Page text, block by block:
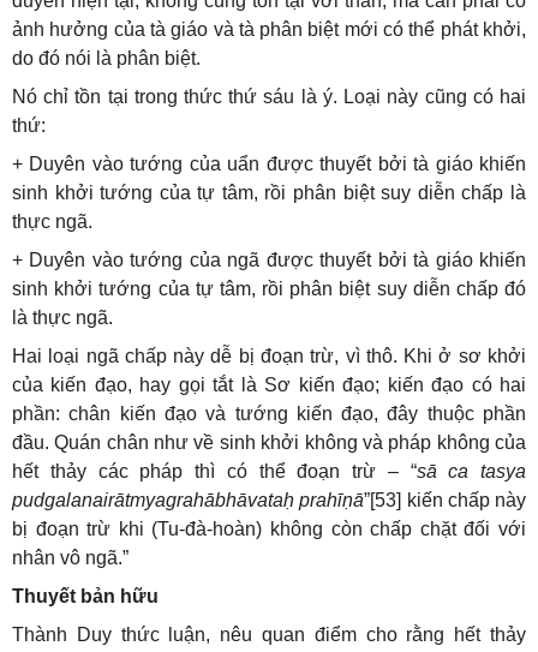
ảnh hưởng của tà giáo và tà phân biệt mới có thể phát khởi,
do đó nói là phân biệt.
Nó chỉ tồn tại trong thức thứ sáu là ý. Loại này cũng có hai
thứ:
+ Duyên vào tướng của uẩn được thuyết bởi tà giáo khiến
sinh khởi tướng của tự tâm, rồi phân biệt suy diễn chấp là
thực ngã.
+ Duyên vào tướng của ngã được thuyết bởi tà giáo khiến
sinh khởi tướng của tự tâm, rồi phân biệt suy diễn chấp đó
là thực ngã.
Hai loại ngã chấp này dễ bị đoạn trừ, vì thô. Khi ở sơ khởi
của kiến đạo, hay gọi tắt là Sơ kiến đạo; kiến đạo có hai
phần: chân kiến đạo và tướng kiến đạo, đây thuộc phần
đầu. Quán chân như về sinh khởi không và pháp không của
hết thảy các pháp thì có thể đoạn trừ – “sā ca tasya
pudgalanairātmyagrahābhāvataḥ prahīṇā”[53] kiến chấp này
bị đoạn trừ khi (Tu-đà-hoàn) không còn chấp chặt đối với
nhân vô ngã.”
Thuyết bản hữu
Thành Duy thức luận, nêu quan điểm cho rằng hết thảy